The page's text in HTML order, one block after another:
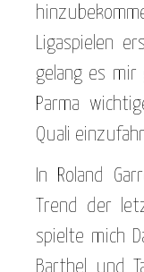
Ligaspielen
gelang es mir
Parma
Quali
In Roland
Trend der
spielte mich
Barthel und